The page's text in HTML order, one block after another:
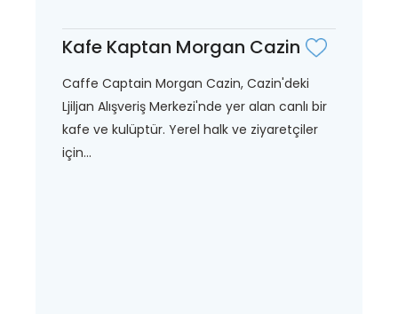
Kafe Kaptan Morgan Cazin
Caffe Captain Morgan Cazin, Cazin'deki
Ljiljan Alışveriş Merkezi'nde yer alan canlı bir
kafe ve kulüptür. Yerel halk ve ziyaretçiler
için...